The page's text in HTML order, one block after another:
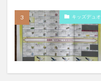
キッズデュオ